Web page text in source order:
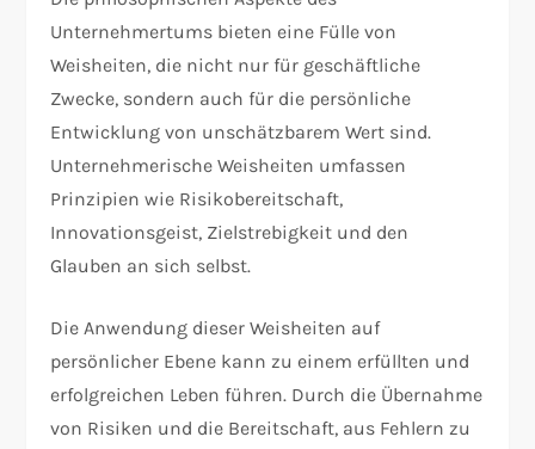
Unternehmertums bieten eine Fülle von
Weisheiten, die nicht nur für geschäftliche
Zwecke, sondern auch für die persönliche
Entwicklung von unschätzbarem Wert sind.
Unternehmerische Weisheiten umfassen
Prinzipien wie Risikobereitschaft,
Innovationsgeist, Zielstrebigkeit und den
Glauben an sich selbst.
Die Anwendung dieser Weisheiten auf
persönlicher Ebene kann zu einem erfüllten und
erfolgreichen Leben führen. Durch die Übernahme
von Risiken und die Bereitschaft, aus Fehlern zu